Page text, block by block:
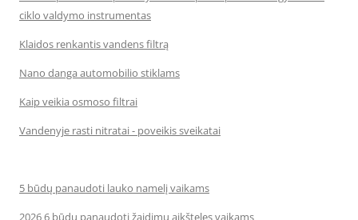
ciklo valdymo instrumentas
Klaidos renkantis vandens filtrą
Nano danga automobilio stiklams
Kaip veikia osmoso filtrai
Vandenyje rasti nitratai - poveikis sveikatai
5 būdų panaudoti lauko namelį vaikams
2026 6 būdų panaudoti žaidimų aikšteles vaikams